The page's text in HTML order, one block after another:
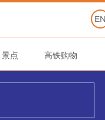
景点 高铁购物